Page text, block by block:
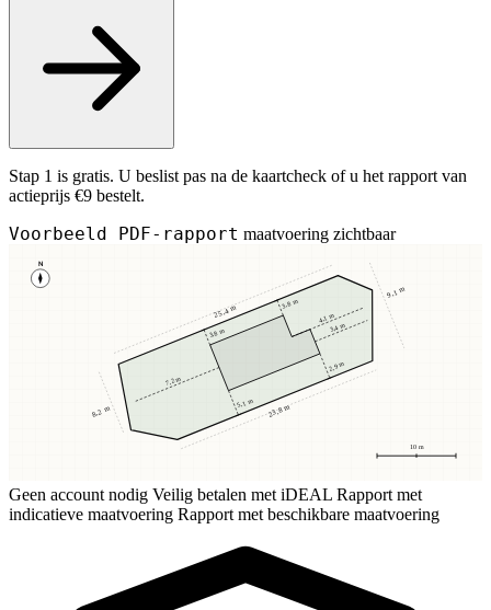
Stap 1 is gratis. U beslist pas na de kaartcheck of u het rapport van
actieprijs €9 bestelt.
Voorbeeld PDF-rapport maatvoering zichtbaar
N
10 m
3,8 m
3,8 m
5,1 m
2,9 m
7,2 m
3,4 m
4,1 m
25,4 m
23,8 m
8,2 m
9,1 m
Geen account nodig Veilig betalen met iDEAL Rapport met
indicatieve maatvoering Rapport met beschikbare maatvoering